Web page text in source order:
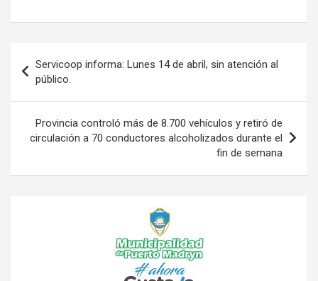
de
entradas
Servicoop informa: Lunes 14 de abril, sin atención al
público.
Provincia controló más de 8.700 vehículos y retiró de
circulación a 70 conductores alcoholizados durante el
fin de semana